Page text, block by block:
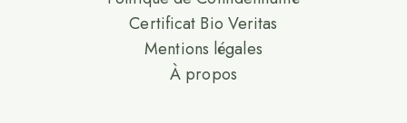
Certificat Bio Veritas
Mentions légales
À propos